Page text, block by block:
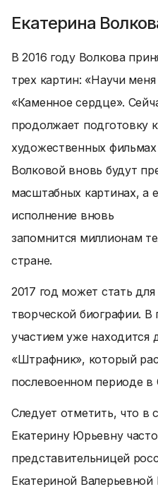
Екатерина
В 2016 году Волкова
трех картин: «Научи
«Каменное сердце».
продолжает подготовку
художественных
Волковой вновь будут
масштабных картинах, а
исполнение вновь
запомнится миллионам
стране.
2017 год может стать
творческой биографии. В
участием уже находится
«Штрафник», который
послевоенном периоде в
Следует отметить, что в
Екатерину Юрьевну
представительницей
Екатериной